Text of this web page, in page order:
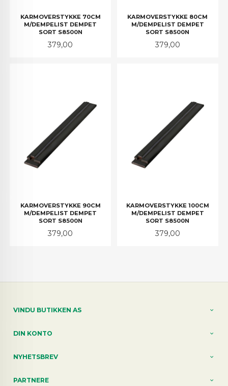
KARMOVERSTYKKE 70CM
M/DEMPELIST DEMPET
SORT S8500N
Pris
379,00
KARMOVERSTYKKE 80CM
M/DEMPELIST DEMPET
SORT S8500N
Pris
379,00
KARMOVERSTYKKE 90CM
M/DEMPELIST DEMPET
SORT S8500N
Pris
379,00
KARMOVERSTYKKE 100CM
M/DEMPELIST DEMPET
SORT S8500N
Pris
379,00
VINDU BUTIKKEN AS
DIN KONTO
NYHETSBREV
PARTNERE